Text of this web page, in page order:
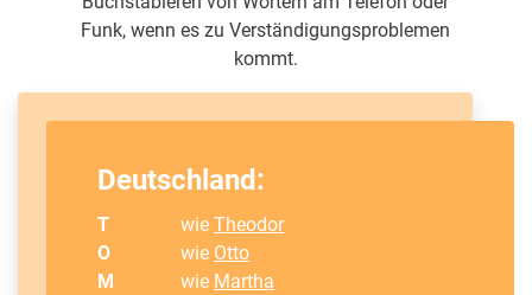
Funk, wenn es zu Verständigungsproblemen
kommt.
Deutschland:
T wieTheodor
O
wie Otto
M
wie Martha